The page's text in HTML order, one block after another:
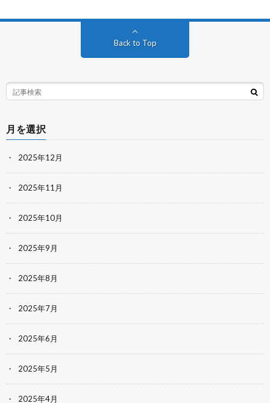
Back to Top
月を選択
2025年12月
2025年11月
2025年10月
2025年9月
2025年8月
2025年7月
2025年6月
2025年5月
2025年4月